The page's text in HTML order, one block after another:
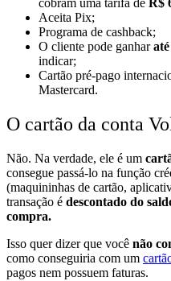
cobram uma tarifa de R$
Aceita Pix;
Programa de cashback;
O cliente pode ganhar
indicar;
Cartão pré-pago
Mastercard.
O cartão da conta
Não. Na verdade, ele é um
consegue passá-lo na função
(maquininhas de cartão,
transação é descontado do
compra.
Isso quer dizer que você não
como conseguiria com um
pagos nem possuem faturas.